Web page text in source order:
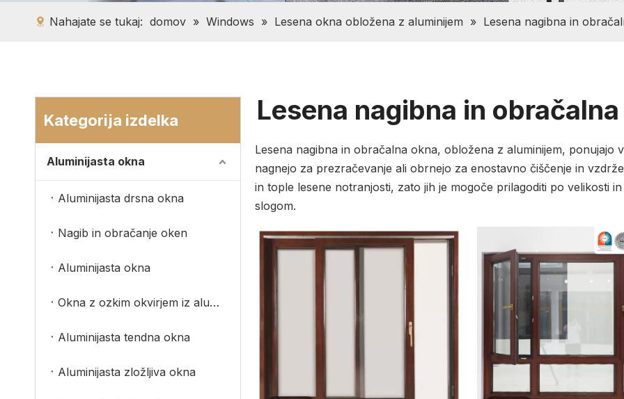
Nahajate se tukaj: domov » Windows » Lesena okna obložena z aluminijem » Lesena nagibna in
Kategorija izdelka
Aluminijasta okna
Aluminijasta drsna okna
Nagib in obračanje oken
Aluminijasta okna
Okna z ozkim okvirjem iz aluminija
Aluminijasta tendna okna
Aluminijasta zložljiva okna
Lesena nagibna in
Lesena nagibna in obračalna okna, obložena z aluminijem, ponujajo
nagnejo za prezračevanje ali obrnejo za enostavno čiščenje in
in tople lesene notranjosti, zato jih je mogoče prilagoditi po velikosti
slogom.